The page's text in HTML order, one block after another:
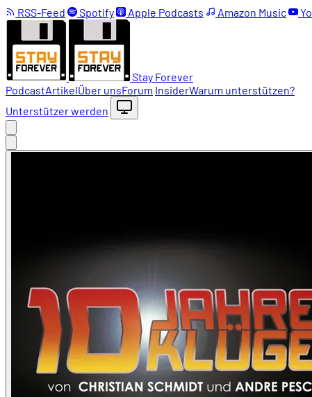
RSS-Feed Spotify Apple Podcasts Amazon Music
Stay Forever
PodcastArtikelÜber unsForum InsiderWarum unterstützen?
Unterstützer werden